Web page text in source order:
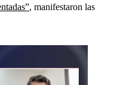
, manifestaron las